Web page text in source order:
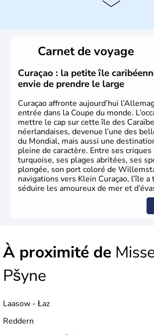
lesquelles bénéficient d'une grande
peut se targuer de grands noms qu'il a
les domaines, des arts à la politique
philosophie. Hertz, Gutenberg,
Herman Hesse ou bien Hegel en font
Carnet de voyage
Curaçao : la petite île
envie de prendre le large
Curaçao affronte aujourd’hui
entrée dans la Coupe du monde.
mettre le cap sur cette île des
néerlandaises, devenue l’une des
du Mondial, mais aussi une
pleine de caractère. Entre ses criques
turquoise, ses plages abritées, ses
plongée, son port coloré de
navigations vers Klein Curaçao, l’île
séduire les amoureux de mer et
À proximité de
Pšyne
Laasow - Łaz
Reddern